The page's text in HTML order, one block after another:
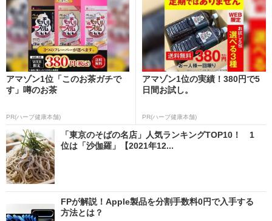
アマゾン1位「このお茶ガチで
す」噂のお茶
PR(ハーブ健康本舗)
アマゾン1位の実績！380円で5
日間お試し。
PR(ハーブ健康本舗)
「東京のそばの名店」人気ランキングTOP10！ 1
位は「沙伽羅」【2021年12...
FPが解説！Apple製品を分割手数料0円で入手する
方法とは？